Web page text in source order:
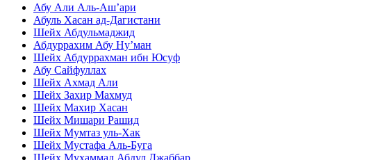
Абу Али Аль-Аш’ари
Абуль Хасан ад-Дагистани
Шейх Абдульмаджид
Абдуррахим Абу Ну’ман
Шейх Абдуррахман ибн Юсуф
Абу Сайфуллах
Шейх Ахмад Али
Шейх Захир Махмуд
Шейх Махир Хасан
Шейх Мишари Рашид
Шейх Мумтаз уль-Хак
Шейх Мустафа Аль-Буга
Шейх Мухаммад Абдул Джаббар